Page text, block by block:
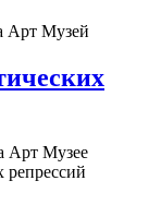
Арт Музей
Арт Музее
репрессий